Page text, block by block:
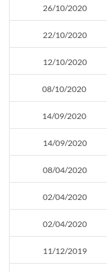
26/10/2020
22/10/2020
12/10/2020
08/10/2020
14/09/2020
14/09/2020
08/04/2020
02/04/2020
02/04/2020
11/12/2019